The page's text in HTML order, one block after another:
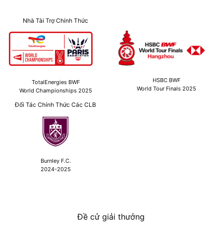
Nhà Tài Trợ Chính Thức
TotalEnergies BWF
World Championships 2025
HSBC BWF
World Tour Finals 2025
Đối Tác Chính Thức Các CLB
Burnley F.C.
2024-2025
Đề cử giải thưởng